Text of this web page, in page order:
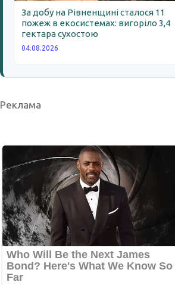
За добу на Рівненщині сталося 11
пожеж в екосистемах: вигоріло 3,4
гектара сухостою
04.08.2026
Реклама